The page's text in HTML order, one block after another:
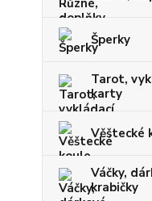
Šperky
Tarot,
karty
Věštecké
Váčky,
krabičky